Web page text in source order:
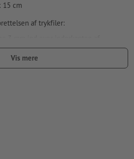
15 cm
af trykfiler:
resten af klæbeklappen skal være
konturer i specialfarver (f.eks.
perforering, limspor) blive i trykfils-
at dit design placeres det rigtige
Vis mere